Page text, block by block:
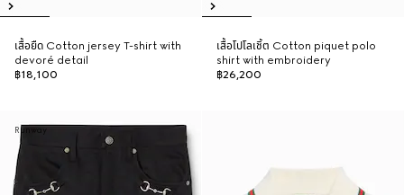
เสื้อยืด Cotton jersey T-shirt with
devoré detail
฿18,100
เสื้อโปโลเชิ้ต Cotton piquet polo
shirt with embroidery
฿26,200
Runway